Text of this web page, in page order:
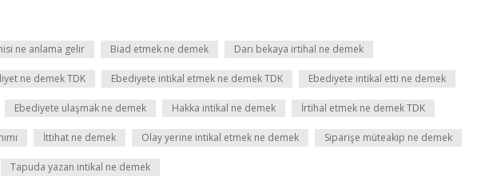
ne anlama gelir Biad etmek ne demek Darı bekaya irtihal ne demek
ne demek TDK Ebediyete intikal etmek ne demek TDK Ebediyete intikal etti ne demek
Ebediyete ulaşmak ne demek Hakka intikal ne demek İrtihal etmek ne demek TDK
İttihat ne demek Olay yerine intikal etmek ne demek Siparişe müteakip ne demek
Tapuda yazan intikal ne demek